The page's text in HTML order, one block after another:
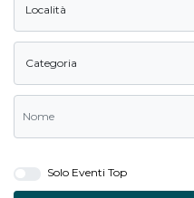
Località
Categoria
Solo Eventi Top